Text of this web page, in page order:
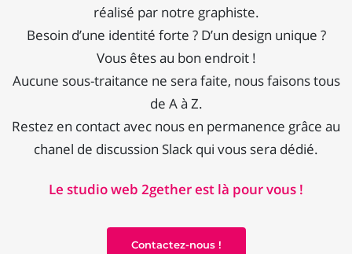
réalisé par notre graphiste.
Besoin d’une identité forte ? D’un design unique ?
Vous êtes au bon endroit !
Aucune sous-traitance ne sera faite, nous faisons tous
de A à Z.
Restez en contact avec nous en permanence grâce au
chanel de discussion Slack qui vous sera dédié.
Le studio web 2gether est là pour vous !
Contactez-nous !